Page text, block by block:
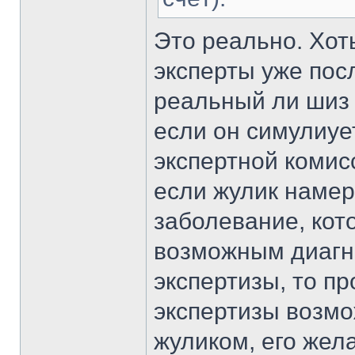
Это реально.
эксперты уже
реальный ли шиз
если он
экспертной
если жулик
заболевание,
возможным
экспертизы, то
экспертизы
жуликом, его